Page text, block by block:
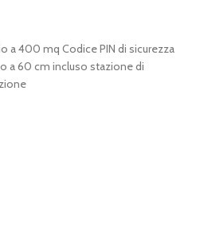
a 400 mq Codice PIN di sicurezza
a 60 cm incluso stazione di